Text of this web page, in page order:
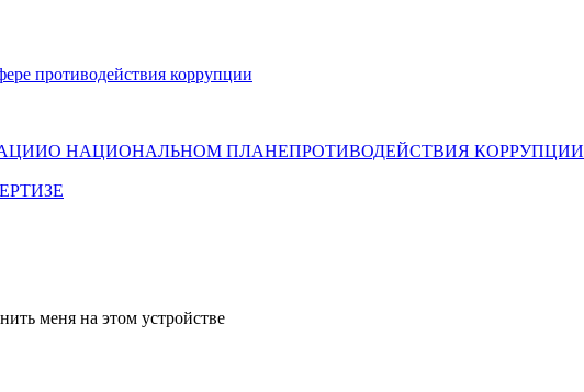
противодействия коррупции
НАЦИОНАЛЬНОМ ПЛАНЕПРОТИВОДЕЙСТВИЯ КОРРУПЦИИ
меня на этом устройстве